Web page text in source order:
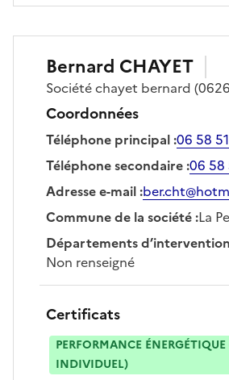
Bernard CHAYET
Sociétéchayet bernard
Coordonnées
Téléphone principal:06 58
Téléphone secondaire:06 58
Adresse e-mail:
Commune de la société:La
Départements
Non renseigné
Certificats
PERFORMANCE ÉNERGÉTIQUE
INDIVIDUEL)